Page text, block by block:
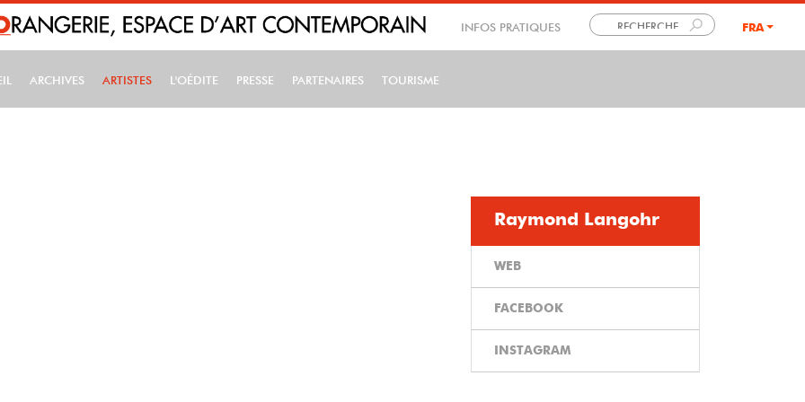
INFOS PRATIQUES FRA
NAVIGATION
ARCHIVES ARTISTES L'OÉDITE PRESSE PARTENAIRES TOURISME
Raymond Langohr
WEB
FACEBOOK
INSTAGRAM